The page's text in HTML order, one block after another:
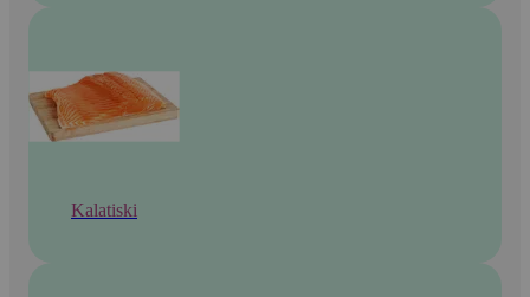
Kalatiski